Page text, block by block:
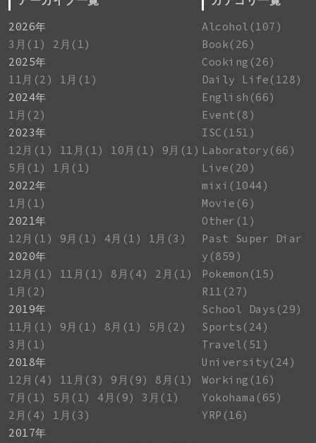
2026年
3月(1)
2月(1)
2025年
11月(2)
1月(1)
2024年
1月(2)
2023年
12月(1)
11月(1) 10月(1)
9月(1)
5月(1)
1月(1)
2022年
1月(1)
2021年
12月(1)
9月(1) 4月(1)
1月(3)
2020年
12月(1)
11月(1) 8月(4)
2月(1)
1月(2)
2019年
11月(1)
9月(1) 8月(1)
5月(2)
3月(1)
2018年
12月(4)
11月(3) 9月(9)
8月(1)
7月(1)
5月(1) 4月(9)
3月(1)
2月(4)
1月(3)
2017年
Alcohol(107)
Book(26)
Cooking(26)
Daily Life(128)
English(66)
Event(8)
ISC(151)
Laboratory(66)
Live(20)
mixi(1044)
Movie(6)
Other(1)
Past Super Diar
y(859)
Pokemon(15)
R11(27)
School Days(29)
Sports(24)
Travel(51)
University(24)
Working(16)
Yokohama(65)
YRP(16)